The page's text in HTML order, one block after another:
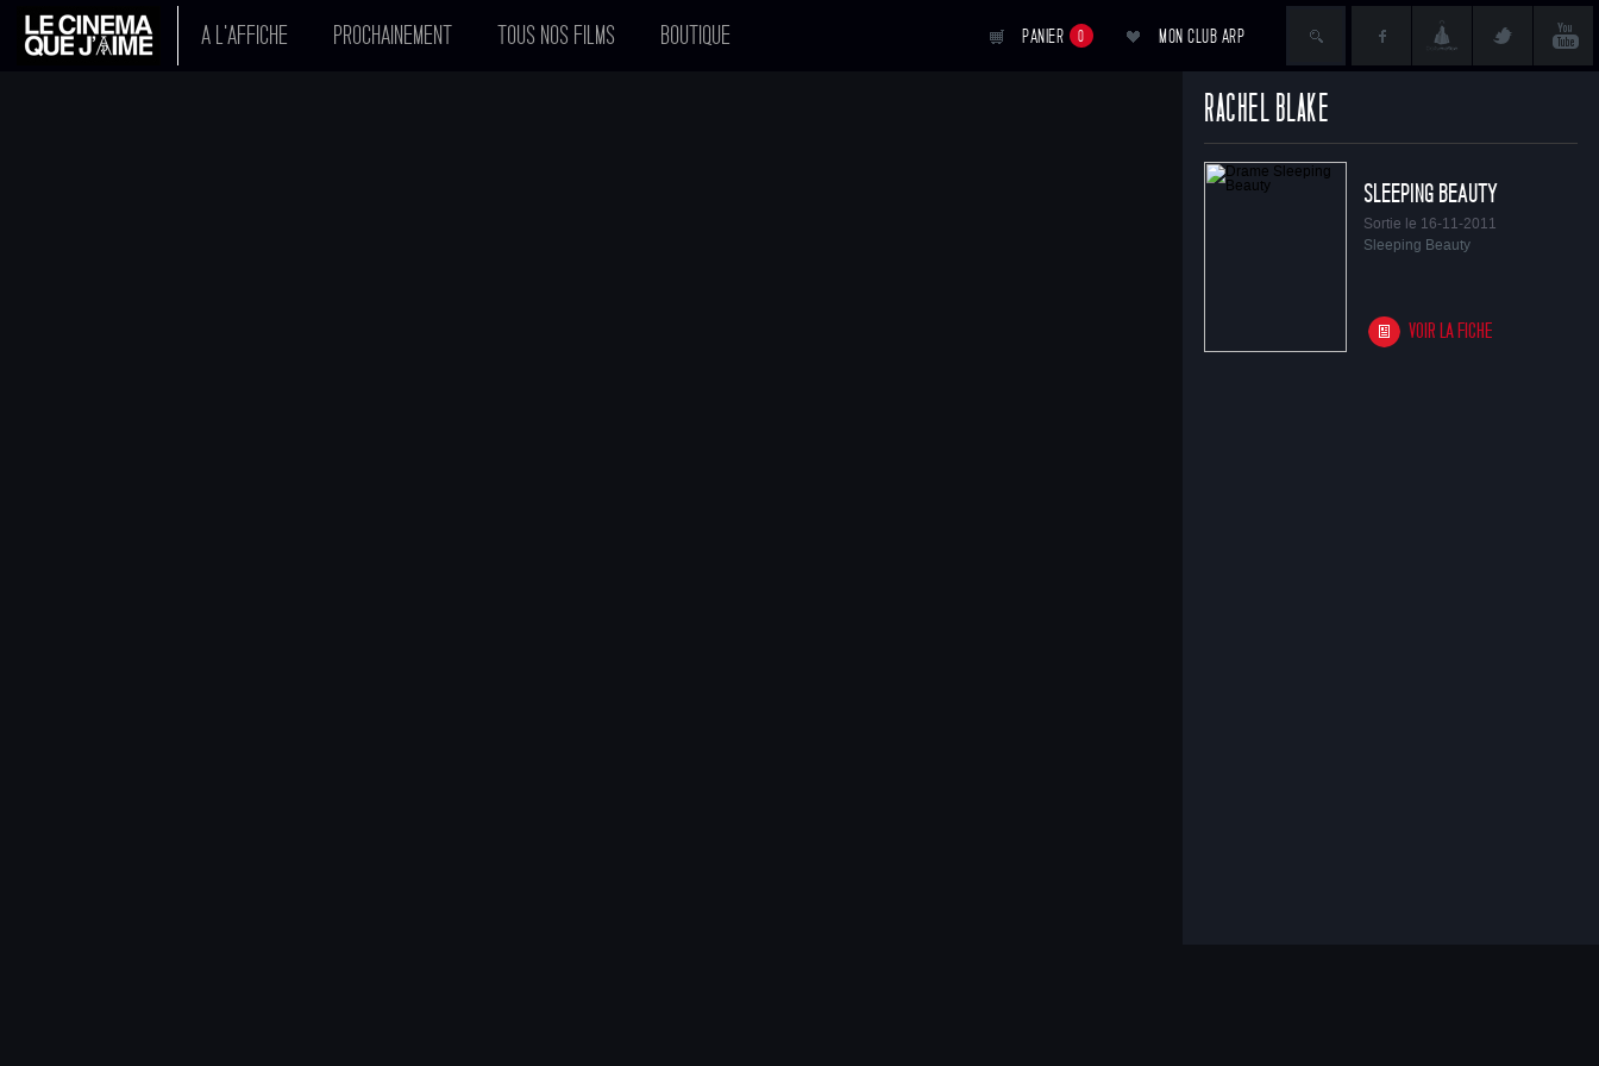
A L'AFFICHE PROCHAINEMENT TOUS NOS FILMS BOUTIQUE MON CLUB ARP
PANIER 0
RACHEL BLAKE
SLEEPING BEAUTY
Sortie le 16-11-2011
Sleeping Beauty
VOIR LA FICHE